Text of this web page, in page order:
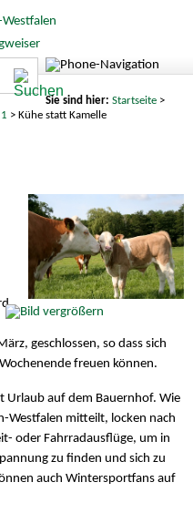
Sie sind hier: Startseite>
> Kühe statt Kamelle
geschlossen, so dass sich
freuen können.
Urlaub auf dem Bauernhof. Wie
Westfalen mitteilt, locken nach
oder Fahrradausflüge, um in
zu finden und sich zu
auch Wintersportfans auf